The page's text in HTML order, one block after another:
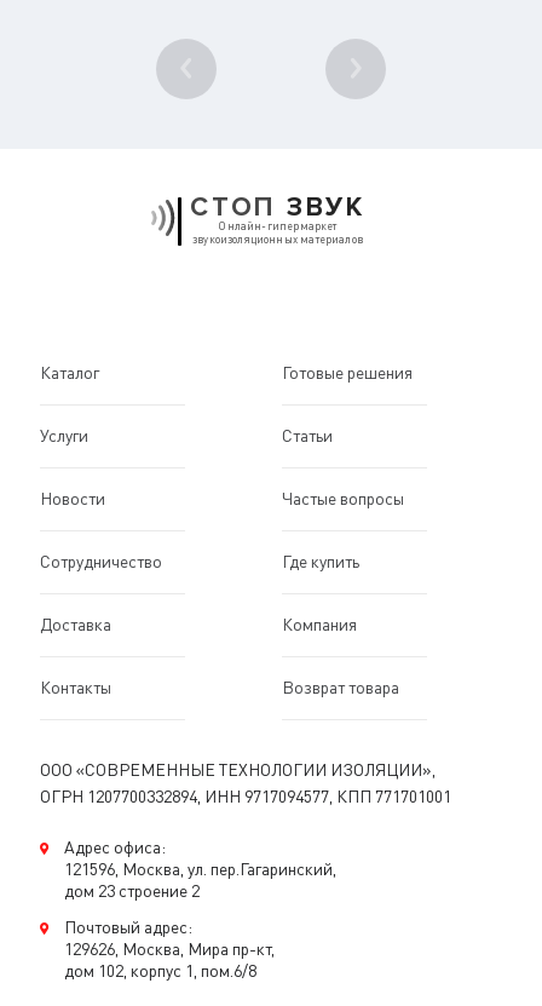
1
СТОП ЗВУК
Онлайн-гипермаркет
звукоизоляционных материалов
Каталог Готовые решения
Услуги Статьи
Новости Частые вопросы
Сотрудничество Где купить
Доставка Компания
Контакты Возврат товара
ООО «СОВРЕМЕННЫЕ ТЕХНОЛОГИИ ИЗОЛЯЦИИ»,
ОГРН 1207700332894, ИНН 9717094577, КПП 771701001
Адрес офиса:
121596, Москва, ул. пер.Гагаринский,
дом 23 строение 2
Почтовый адрес:
129626, Москва, Мира пр-кт,
дом 102, корпус 1, пом.6/8